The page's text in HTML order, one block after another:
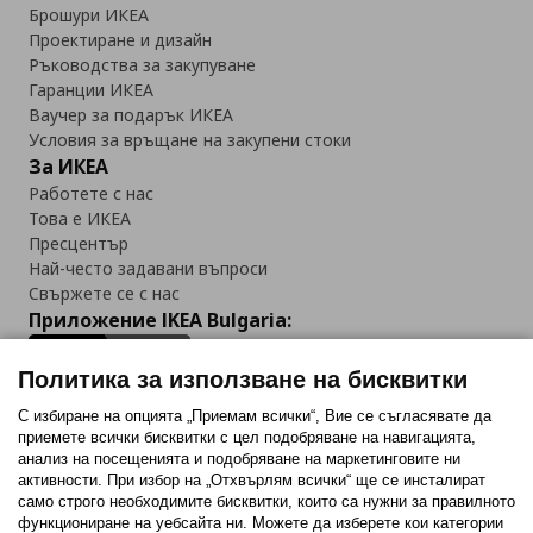
Брошури ИКЕА
Проектиране и дизайн
Ръководства за закупуване
Гаранции ИКЕА
Ваучер за подарък ИКЕА
Условия за връщане на закупени стоки
За ИКЕА
Работете с нас
Това е ИКЕА
Пресцентър
Най-често задавани въпроси
Свържете се с нас
Приложение IKEA Bulgaria:
Последвайте ни:
FacebookTwitterYoutubePinterestInstagram
Политика за използване на бисквитки
С избиране на опцията „Приемам всички“, Вие се съгласявате да
приемете всички бисквитки с цел подобряване на навигацията,
анализ на посещенията и подобряване на маркетинговите ни
активности. При избор на „Отхвърлям всички“ ще се инсталират
само строго необходимитe бисквитки, които са нужни за правилното
функциониране на уебсайта ни. Можете да изберете кои категории